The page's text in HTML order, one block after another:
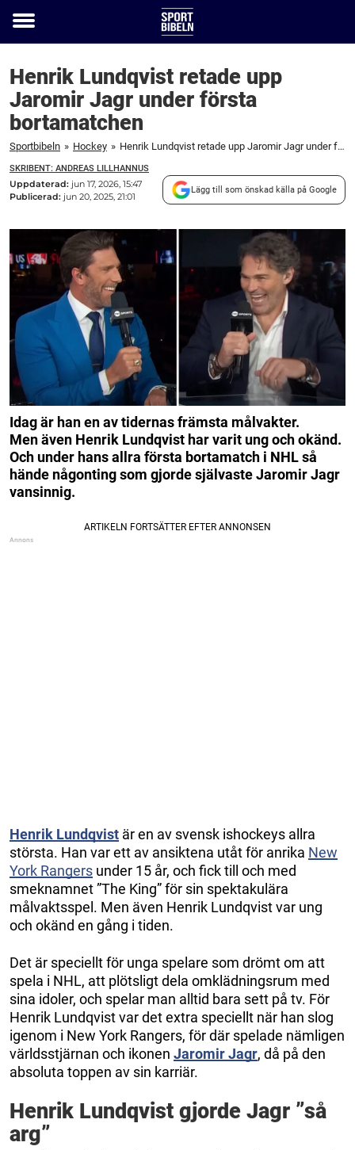
Toggle
Henrik Lundqvist retade upp
Jaromir Jagr under första
bortamatchen
Sportbibeln » Hockey » Henrik Lundqvist retade upp Jaromir Jagr under första bortamatchen
SKRIBENT: ANDREAS LILLHANNUS
Uppdaterad: jun 17, 2026, 15:47
Publicerad: jun 20, 2025, 21:01
Lägg till som önskad källa på Google
Idag är han en av tidernas främsta målvakter.
Men även Henrik Lundqvist har varit ung och okänd.
Och under hans allra första bortamatch i NHL så
hände någonting som gjorde självaste Jaromir Jagr
vansinnig.
Henrik Lundqvist är en av svensk ishockeys allra
största. Han var ett av ansiktena utåt för anrika New
York Rangers under 15 år, och fick till och med
smeknamnet ”The King” för sin spektakulära
målvaktsspel. Men även Henrik Lundqvist var ung
och okänd en gång i tiden.
Det är speciellt för unga spelare som drömt om att
spela i NHL, att plötsligt dela omklädningsrum med
sina idoler, och spelar man alltid bara sett på tv. För
Henrik Lundqvist var det extra speciellt när han slog
igenom i New York Rangers, för där spelade nämligen
världsstjärnan och ikonen Jaromir Jagr, då på den
absoluta toppen av sin karriär.
Henrik Lundqvist gjorde Jagr ”så
arg”